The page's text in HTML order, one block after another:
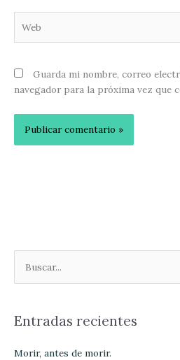
Guarda mi nombre, correo
navegador para la próxima vez que
c
Entradas recientes
Morir, antes de morir.